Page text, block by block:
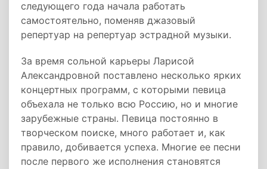
следующего года начала работать
самостоятельно, поменяв джазовый
репертуар на репертуар эстрадной музыки.
За время сольной карьеры Ларисой
Александровной поставлено несколько ярких
концертных программ, с которыми певица
объехала не только всю Россию, но и многие
зарубежные страны. Певица постоянно в
творческом поиске, много работает и, как
правило, добивается успеха. Многие ее песни
после первого же исполнения становятся